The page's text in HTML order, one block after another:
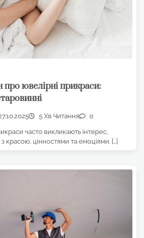
ювелірні прикраси:
5 Хв Читання 0
часто викликають інтерес,
красою, цінностями та емоціями. […]